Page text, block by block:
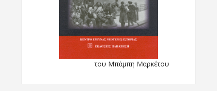
του Μπάμπη Μαρκέτου